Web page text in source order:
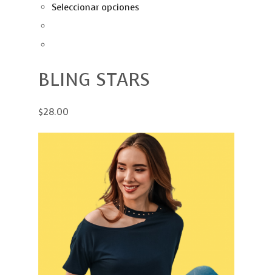
Seleccionar opciones
BLING STARS
$28.00